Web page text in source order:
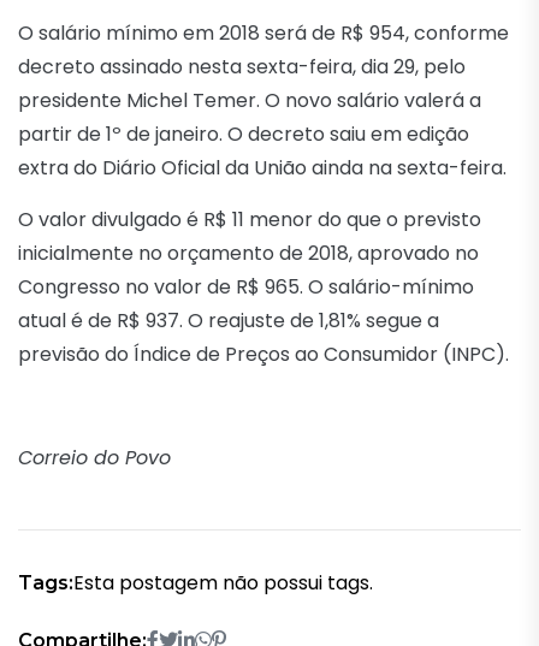
O salário mínimo em 2018 será de R$ 954, conforme
decreto assinado nesta sexta-feira, dia 29, pelo
presidente Michel Temer. O novo salário valerá a
partir de 1º de janeiro. O decreto saiu em edição
extra do Diário Oficial da União ainda na sexta-feira.
O valor divulgado é R$ 11 menor do que o previsto
inicialmente no orçamento de 2018, aprovado no
Congresso no valor de R$ 965. O salário-mínimo
atual é de R$ 937. O reajuste de 1,81% segue a
previsão do Índice de Preços ao Consumidor (INPC).
Correio do Povo
Tags:Esta postagem não possui tags.
Compartilhe: